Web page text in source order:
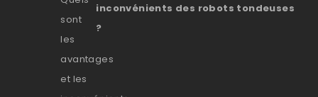
inconvénients des robots tondeuses
?